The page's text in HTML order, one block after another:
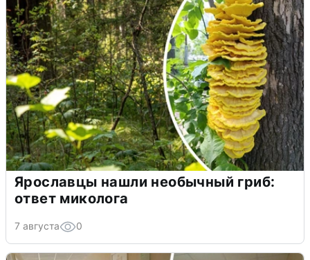
Ярославцы нашли необычный гриб:
ответ миколога
7 августа 0